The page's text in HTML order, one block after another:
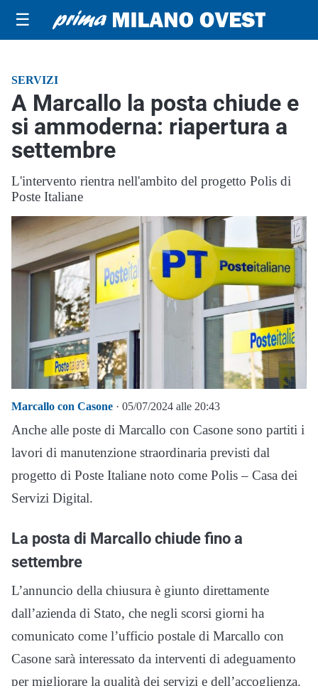
☰
SERVIZI
A Marcallo la posta chiude e
si ammoderna: riapertura a
settembre
L'intervento rientra nell'ambito del progetto Polis di
Poste Italiane
Marcallo con Casone · 05/07/2024 alle 20:43
Anche alle poste di Marcallo con Casone sono partiti i
lavori di manutenzione straordinaria previsti dal
progetto di Poste Italiane noto come Polis – Casa dei
Servizi Digital.
La posta di Marcallo chiude fino a
settembre
L’annuncio della chiusura è giunto direttamente
dall’azienda di Stato, che negli scorsi giorni ha
comunicato come l’ufficio postale di Marcallo con
Casone sarà interessato da interventi di adeguamento
per migliorare la qualità dei servizi e dell’accoglienza.